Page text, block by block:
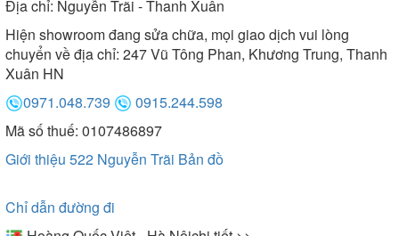
Địa chỉ: Nguyễn Trãi - Thanh Xuân
Hiện showroom đang sửa chữa, mọi giao dịch vui lòng
chuyển về địa chỉ: 247 Vũ Tông Phan, Khương Trung, Thanh
Xuân HN
0971.048.739
0915.244.598
Mã số thuế: 0107486897
Giới thiệu 522 Nguyễn Trãi Bản đồ
Chỉ dẫn đường đi